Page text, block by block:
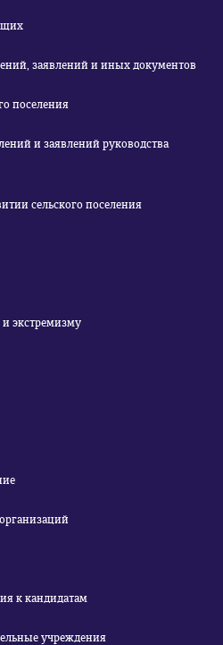
заявлений и иных документов
поселения
и заявлений руководства
сельского поселения
экстремизму
к кандидатам
учреждения